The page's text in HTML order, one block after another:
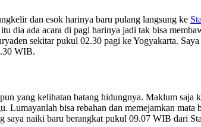
dan esok harinya baru pulang langsung ke
dia ada acara di pagi harinya jadi tak bisa
sekitar pukul 02.30 pagi ke Yogyakarta.
WIB.
yang kelihatan batang hidungnya. Maklum
Lumayanlah bisa rebahan dan memejamkan
saya naiki baru berangkat pukul 09.07 WIB dari